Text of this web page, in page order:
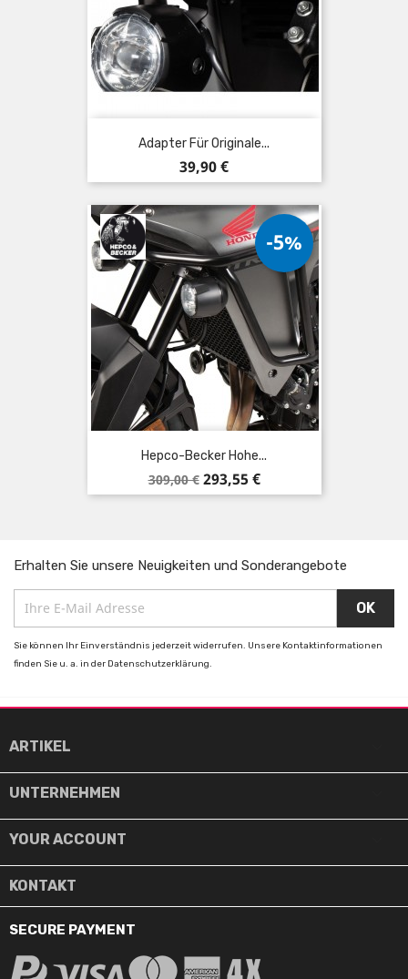
Adapter Für Originale...
Preis
39,90 €
Hepco-Becker Hohe...
Verkaufspreis
309,00 €
-5%
Preis
293,55 €
Erhalten Sie unsere Neuigkeiten und Sonderangebote
Sie können Ihr Einverständnis jederzeit widerrufen. Unsere Kontaktinformationen
finden Sie u. a. in der Datenschutzerklärung.
ARTIKEL
UNTERNEHMEN
YOUR ACCOUNT
KONTAKT
SECURE PAYMENT